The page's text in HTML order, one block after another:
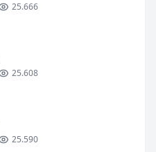
25.666
25.608
25.590